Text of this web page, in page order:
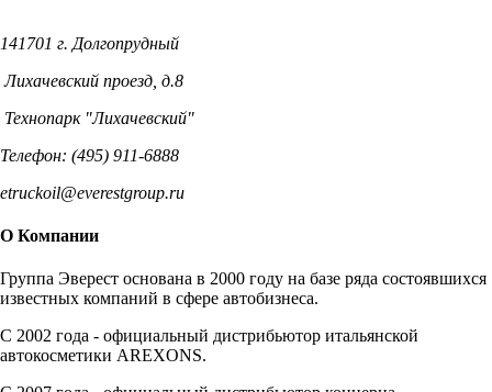
141701 г. Долгопрудный
Лихачевский проезд, д.8
Технопарк "Лихачевский"
Телефон: (495) 911-6888
etruckoil@everestgroup.ru
О Компании
Группа Эверест основана в 2000 году на базе ряда состоявшихся
известных компаний в сфере автобизнеса.
C 2002 года - официальный дистрибьютор итальянской
автокосметики AREXONS.